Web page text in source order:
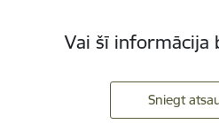
Vai šī informācija
Sniegt